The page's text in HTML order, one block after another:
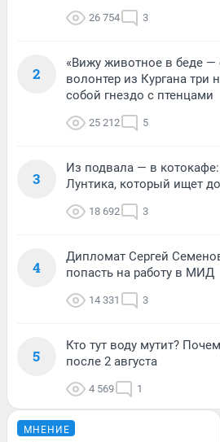
26 754 3
2
«Вижу животное в беде —
волонтер из Кургана три
собой гнездо с птенцами
25 212 5
3
Из подвала — в
Лунтика, который ищет
18 692 3
4
Дипломат Сергей
попасть на работу в МИД
14 331 3
5
Кто тут воду мутит?
после 2 августа
4 569 1
МНЕНИЕ